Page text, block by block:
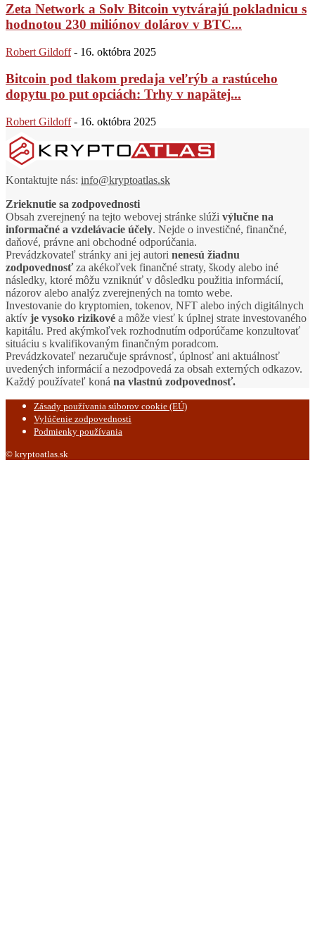
Zeta Network a Solv Bitcoin vytvárajú pokladnicu s
hodnotou 230 miliónov dolárov v BTC...
Robert Gildoff - 16. októbra 2025
Bitcoin pod tlakom predaja veľrýb a rastúceho
dopytu po put opciách: Trhy v napätej...
Robert Gildoff - 16. októbra 2025
Kontaktujte nás: info@kryptoatlas.sk
Zrieknutie sa zodpovednosti
Obsah zverejnený na tejto webovej stránke slúži výlučne na
informačné a vzdelávacie účely. Nejde o investičné, finančné,
daňové, právne ani obchodné odporúčania.
Prevádzkovateľ stránky ani jej autori nenesú žiadnu
zodpovednosťza akékoľvek finančné straty, škody alebo iné
následky, ktoré môžu vzniknúť v dôsledku použitia informácií,
názorov alebo analýz zverejnených na tomto webe.
Investovanie do kryptomien, tokenov, NFT alebo iných digitálnych
aktív je vysoko rizikové a môže viesť k úplnej strate investovaného
kapitálu. Pred akýmkoľvek rozhodnutím odporúčame konzultovať
situáciu s kvalifikovaným finančným poradcom.
Prevádzkovateľ nezaručuje správnosť, úplnosť ani aktuálnosť
uvedených informácií a nezodpovedá za obsah externých odkazov.
Každý používateľ koná na vlastnú zodpovednosť.
Zásady používania súborov cookie (EÚ)
Vylúčenie zodpovednosti
Podmienky používania
© kryptoatlas.sk